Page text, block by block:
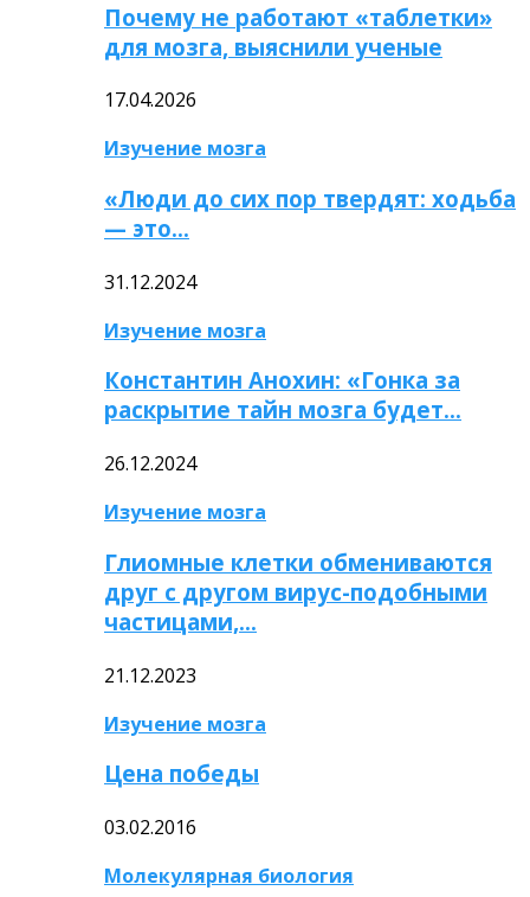
Почему не работают «таблетки»
для мозга, выяснили ученые
17.04.2026
Изучение мозга
«Люди до сих пор твердят: ходьба
— это…
31.12.2024
Изучение мозга
Константин Анохин: «Гонка за
раскрытие тайн мозга будет…
26.12.2024
Изучение мозга
Глиомные клетки обмениваются
друг с другом вирус-подобными
частицами,…
21.12.2023
Изучение мозга
Цена победы
03.02.2016
Молекулярная биология